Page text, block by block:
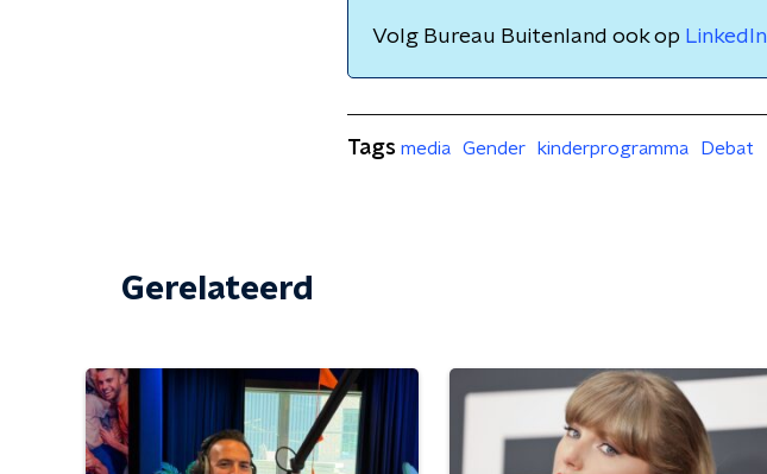
Volg Bureau Buitenland ook op LinkedIn
Tags media Gender kinderprogramma Debat
Gerelateerd